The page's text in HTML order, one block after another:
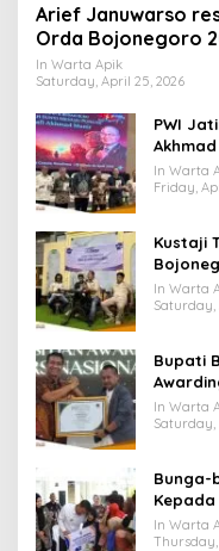
Arief Januwarso
Orda Bojonegoro
In Warta Apik
Saturday, April 25, 2026
PWI
In Warta
Friday,
​Kustaji
UKW
In Warta
Saturday,
Bupati
In Warta
Saturday,
Bunga-
Kepada
In Warta
Thursday,